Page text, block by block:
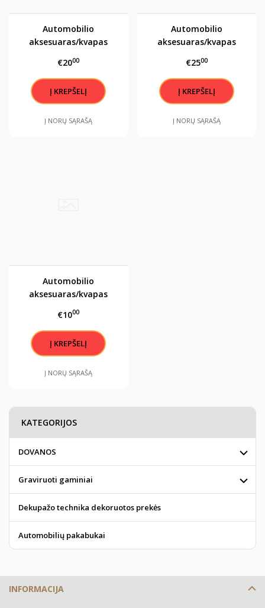
Automobilio
aksesuaras/kvapas
€2000
Į NORŲ SĄRAŠĄ
Automobilio
aksesuaras/kvapas
€2500
Į NORŲ SĄRAŠĄ
Automobilio
aksesuaras/kvapas
€1000
Į NORŲ SĄRAŠĄ
KATEGORIJOS
DOVANOS
Graviruoti gaminiai
Dekupažo technika dekoruotos prekės
Automobilių pakabukai
INFORMACIJA